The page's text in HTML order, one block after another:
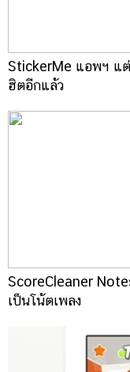
StickerMe แอพฯ แ
ฮิตอีกแล้ว
ScoreCleaner
เป็นโน้ตเพลง